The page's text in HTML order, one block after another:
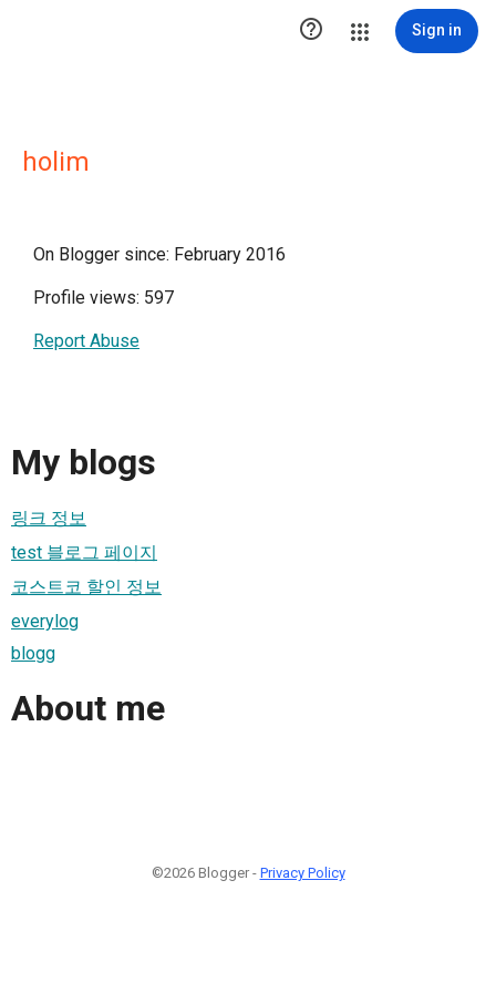
 Sign in
holim
On Blogger since: February 2016
Profile views: 597
Report Abuse
My blogs
링크 정보
test 블로그 페이지
코스트코 할인 정보
everylog
blogg
About me
©2026 Blogger - Privacy Policy